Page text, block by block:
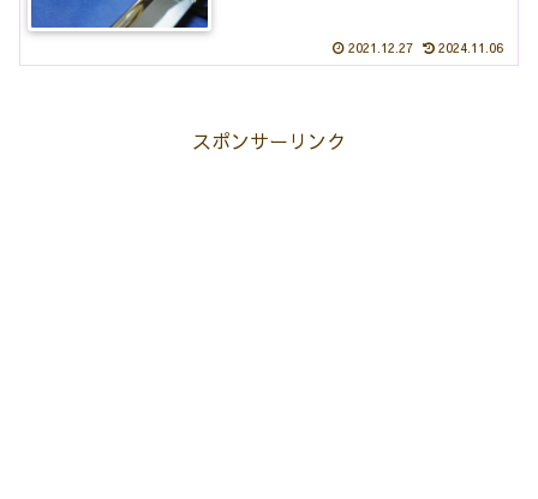
2021.12.27 2024.11.06
スポンサーリンク